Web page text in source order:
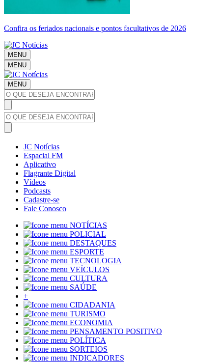
Confira os feriados nacionais e pontos facultativos de 2026
MENU
MENU
MENU
JC Notícias
Espacial FM
Aplicativo
Flagrante Digital
Vídeos
Podcasts
Cadastre-se
Fale Conosco
NOTÍCIAS
POLICIAL
DESTAQUES
ESPORTE
TECNOLOGIA
VEÍCULOS
CULTURA
SAÚDE
+
CIDADANIA
TURISMO
ECONOMIA
PENSAMENTO POSITIVO
POLÍTICA
SORTEIOS
INDICADORES